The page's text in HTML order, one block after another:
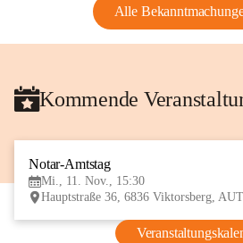
Alle
Kommende
Notar-Amtstag
Mi., 11. Nov., 15:30
Hauptstraße 36, 6836 Viktorsberg, AUT